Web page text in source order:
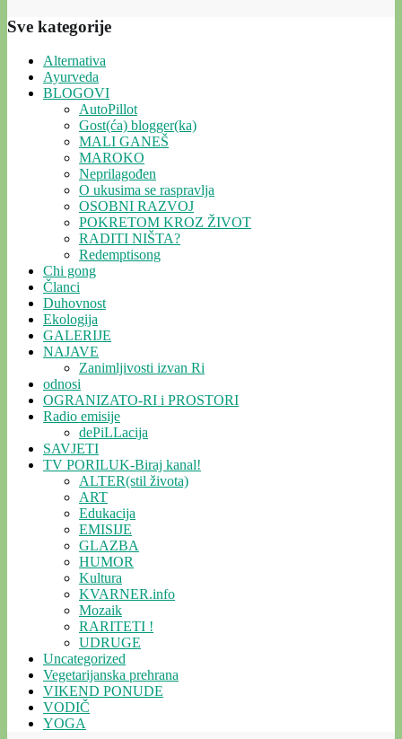
Sve kategorije
Alternativa
Ayurveda
BLOGOVI
AutoPillot
Gost(ća) blogger(ka)
MALI GANEŠ
MAROKO
Neprilagođen
O ukusima se raspravlja
OSOBNI RAZVOJ
POKRETOM KROZ ŽIVOT
RADITI NIŠTA?
Redemptisong
Chi gong
Članci
Duhovnost
Ekologija
GALERIJE
NAJAVE
Zanimljivosti izvan Ri
odnosi
OGRANIZATO-RI i PROSTORI
Radio emisije
dePiLLacija
SAVJETI
TV PORILUK-Biraj kanal!
ALTER(stil života)
ART
Edukacija
EMISIJE
GLAZBA
HUMOR
Kultura
KVARNER.info
Mozaik
RARITETI !
UDRUGE
Uncategorized
Vegetarijanska prehrana
VIKEND PONUDE
VODIČ
YOGA